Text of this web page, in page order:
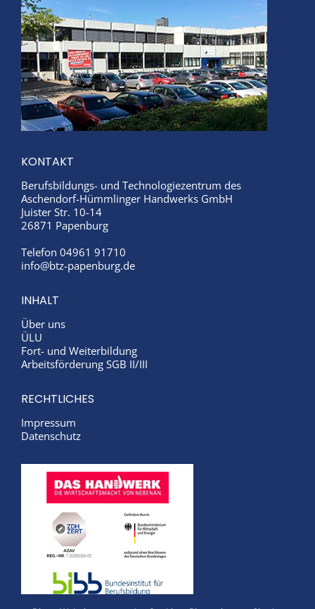
KONTAKT
Berufsbildungs- und Technologiezentrum des
Aschendorf-Hümmlinger Handwerks GmbH
Juister Str. 10-14
26871 Papenburg
Telefon 04961 91710
info@btz-papenburg.de
INHALT
Über uns
ÜLU
Fort- und Weiterbildung
Arbeitsförderung SGB II/III
RECHTLICHES
Impressum
Datenschutz